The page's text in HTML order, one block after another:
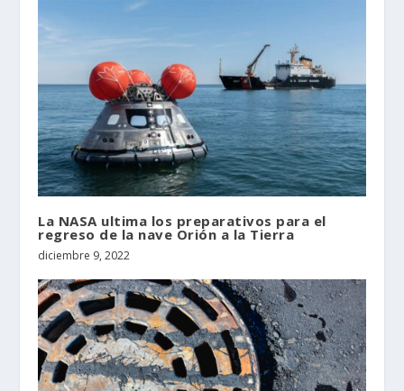
La NASA ultima los preparativos para el
regreso de la nave Orión a la Tierra
diciembre 9, 2022